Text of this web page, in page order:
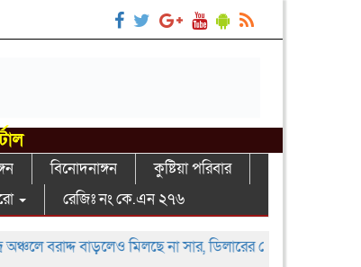
বিনোদনাঙ্গন
কুষ্টিয়া পরিবার
রেজিঃ নং কে.এন ২৭৬
বরাদ্দ বাড়লেও মিলছে না সার, ডিলারের দোকানে সংকট—খুচরা